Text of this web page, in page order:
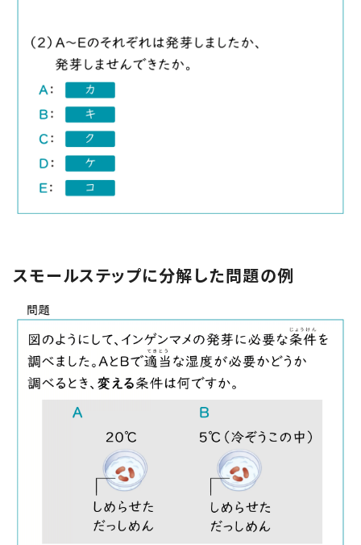
スモールステップに分解した問題の例